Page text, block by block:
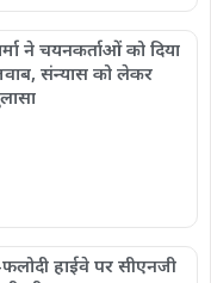
ने चयनकर्ताओं को दिया
संन्यास को लेकर
हाईवे पर सीएनजी